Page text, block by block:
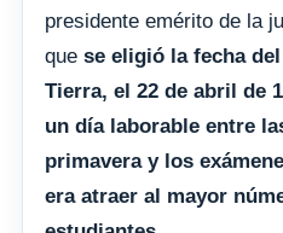
presidente emérito de la
que se eligió la fecha
Tierra, el 22 de abril de
un día laborable entre
primavera y los
era atraer al mayor